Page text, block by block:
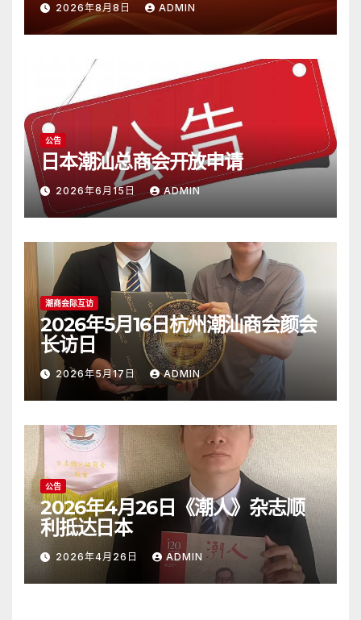
2026年8月8日 ADMIN
公告
日本潮汕总商会开放申请
2026年6月15日 ADMIN
潮商会际互访
2026年5月16日杭州潮汕商会颜会
长访日
2026年5月17日 ADMIN
公告
2026年4月26日《潮人》杂志顺
利抵达日本
2026年4月26日 ADMIN